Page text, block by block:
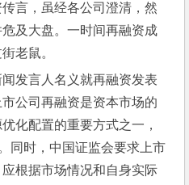
言，虽经各公司澄清，然
及大盘。一时间再融资成
老鼠。
发言人名义就再融资发表
公司再融资是资本市场的
化配置的重要方式之一，
同时，中国证监会要求上市
根据市场情况和自身实际